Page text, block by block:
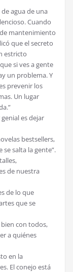
agua de una
Cuando
mantenimiento
que el secreto
estricto
si ves a gente
un problema. Y
prevenir los
Un lugar
es dejar
bestsellers,
se salta la gente”.
de nuestra
de lo que
que se
con todos,
a quiénes
en la
El conejo está